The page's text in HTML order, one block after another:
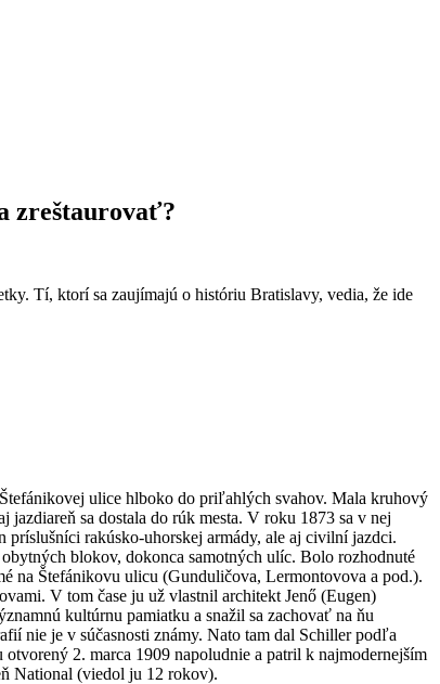
zreštaurovať?
Tí, ktorí sa zaujímajú o históriu Bratislavy, vedia, že ide
ulice hlboko do priľahlých svahov. Mala kruhový
sa dostala do rúk mesta. V roku 1873 sa v nej
príslušníci rakúsko-uhorskej armády, ale aj civilní jazdci.
blokov, dokonca samotných ulíc. Bolo rozhodnuté
na Štefánikovu ulicu (Gunduličova, Lermontovova a pod.).
V tom čase ju už vlastnil architekt Jenő (Eugen)
kultúrnu pamiatku a snažil sa zachovať na ňu
nie je v súčasnosti známy. Nato tam dal Schiller podľa
2. marca 1909 napoludnie a patril k najmodernejším
National (viedol ju 12 rokov).